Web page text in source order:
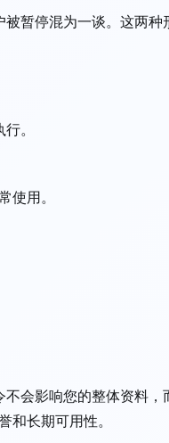
暂停混为一谈。这两种
。
使用。
会影响您的整体资料，
和长期可用性。